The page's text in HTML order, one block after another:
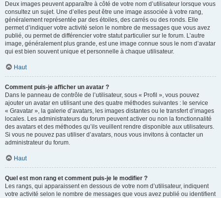
Deux images peuvent apparaître à côté de votre nom d’utilisateur lorsque vous
consultez un sujet. Une d’elles peut être une image associée à votre rang,
généralement représentée par des étoiles, des carrés ou des ronds. Elle
permet d’indiquer votre activité selon le nombre de messages que vous avez
publié, ou permet de différencier votre statut particulier sur le forum. L’autre
image, généralement plus grande, est une image connue sous le nom d’avatar
qui est bien souvent unique et personnelle à chaque utilisateur.
Haut
Comment puis-je afficher un avatar ?
Dans le panneau de contrôle de l’utilisateur, sous « Profil », vous pouvez
ajouter un avatar en utilisant une des quatre méthodes suivantes : le service
« Gravatar », la galerie d’avatars, les images distantes ou le transfert d’images
locales. Les administrateurs du forum peuvent activer ou non la fonctionnalité
des avatars et des méthodes qu’ils veuillent rendre disponible aux utilisateurs.
Si vous ne pouvez pas utiliser d’avatars, nous vous invitons à contacter un
administrateur du forum.
Haut
Quel est mon rang et comment puis-je le modifier ?
Les rangs, qui apparaissent en dessous de votre nom d’utilisateur, indiquent
votre activité selon le nombre de messages que vous avez publié ou identifient